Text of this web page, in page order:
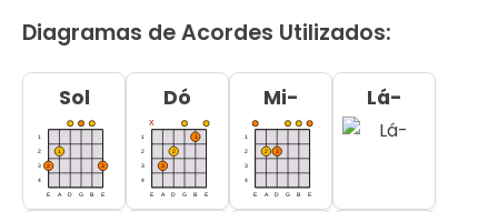
Diagramas de Acordes Utilizados:
Sol Dó Mi- Lá-